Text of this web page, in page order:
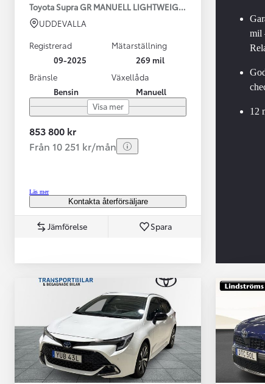
Från 599 900 kr
HYBRID
Från 360 900 kr
Från 3 548 kr/mån
Toyota Supra GR MANUELL LIGHTWEIGHT EVO / OMG LEV!
UDDEVALLA
Registrerad
09-2025
Mätarställning
269 mil
Bränsle
Bensin
Växellåda
Manuell
Visa mer
853 800 kr
Från 10 251 kr/mån
Läs mer
Kontakta återförsäljare
Jämförelse Spara
mil
12